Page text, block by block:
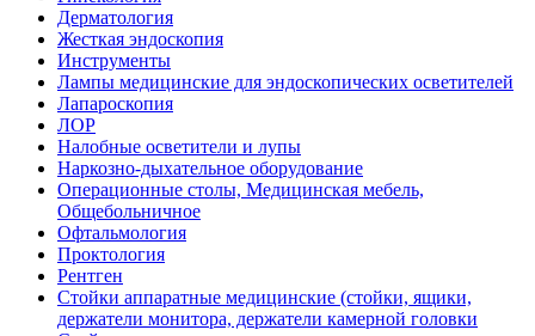
Дерматология
Жесткая эндоскопия
Инструменты
Лампы медицинские для эндоскопических осветителей
Лапароскопия
ЛОР
Налобные осветители и лупы
Наркозно-дыхательное оборудование
Операционные столы, Медицинская мебель,
Общебольничное
Офтальмология
Проктология
Рентген
Стойки аппаратные медицинские (стойки, ящики,
держатели монитора, держатели камерной головки